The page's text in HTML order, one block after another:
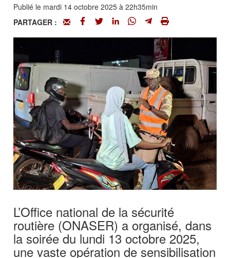
Publié le mardi 14 octobre 2025 à 22h35min
PARTAGER :
L’Office national de la sécurité
routière (ONASER) a organisé, dans
la soirée du lundi 13 octobre 2025,
une vaste opération de sensibilisation